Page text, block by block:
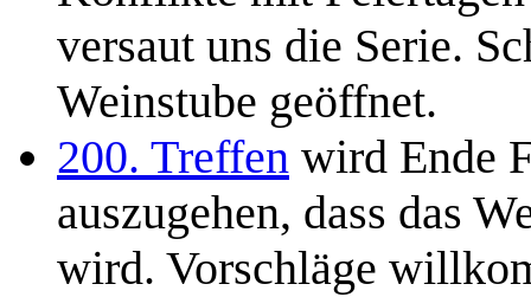
versaut uns die Serie.
Weinstube geöffnet.
200. Treffen wird Ende
auszugehen, dass das
wird. Vorschläge